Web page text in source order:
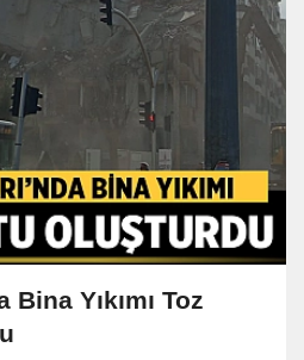
Yıkımı Toz